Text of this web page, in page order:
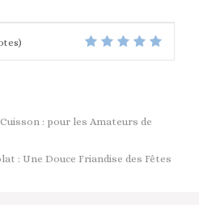
: pour les Amateurs de
: Une Douce Friandise des Fêtes